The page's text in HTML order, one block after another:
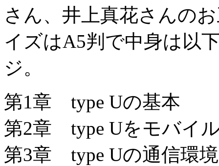
さん、井上真花さんの
イズはA5判で中身は以
ジ。
第1章 type Uの基本
第2章 type Uをモバイ
第3章 type Uの通信環境